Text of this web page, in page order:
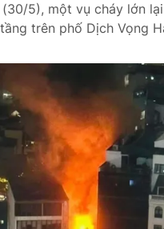
English
Truyền hình Việt Nam
báo VTV
5), một vụ cháy lớn
trên phố Dịch Vọng